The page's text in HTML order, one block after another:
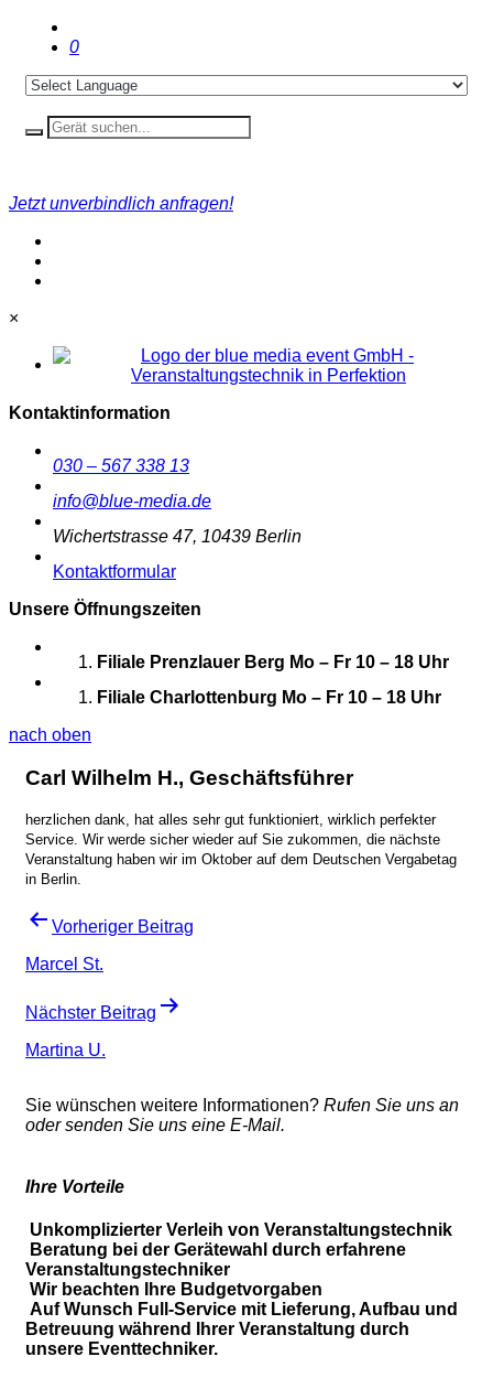
0
Jetzt unverbindlich anfragen!
×
Kontaktinformation
030 – 567 338 13
info@blue-media.de
Wichertstrasse 47, 10439 Berlin
Kontaktformular
Unsere Öffnungszeiten
Filiale Prenzlauer Berg Mo – Fr 10 – 18 Uhr
Filiale Charlottenburg Mo – Fr 10 – 18 Uhr
nach oben
Carl Wilhelm H., Geschäftsführer
herzlichen dank, hat alles sehr gut funktioniert, wirklich perfekter
Service. Wir werde sicher wieder auf Sie zukommen, die nächste
Veranstaltung haben wir im Oktober auf dem Deutschen Vergabetag
in Berlin.
Beitragsnavigation
Vorheriger Beitrag
Marcel St.
Nächster Beitrag
Martina U.
Sie wünschen weitere Informationen? Rufen Sie uns an
oder senden Sie uns eine E-Mail.
Ihre Vorteile
Unkomplizierter Verleih von Veranstaltungstechnik
Beratung bei der Gerätewahl durch erfahrene
Veranstaltungstechniker
Wir beachten Ihre Budgetvorgaben
Auf Wunsch Full-Service mit Lieferung, Aufbau und
Betreuung während Ihrer Veranstaltung durch
unsere Eventtechniker.